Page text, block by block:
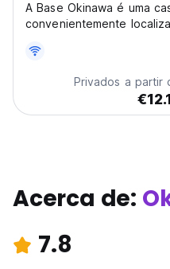
A Base Okinawa é uma
convenientemente
Privados a partir
Acerca de:
7.8